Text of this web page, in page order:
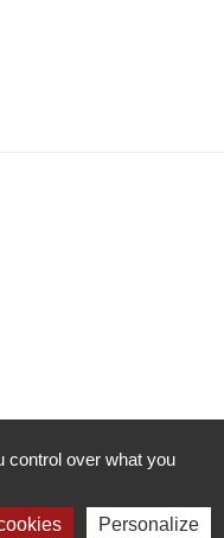
Luz'Co
control over what you
Personalize